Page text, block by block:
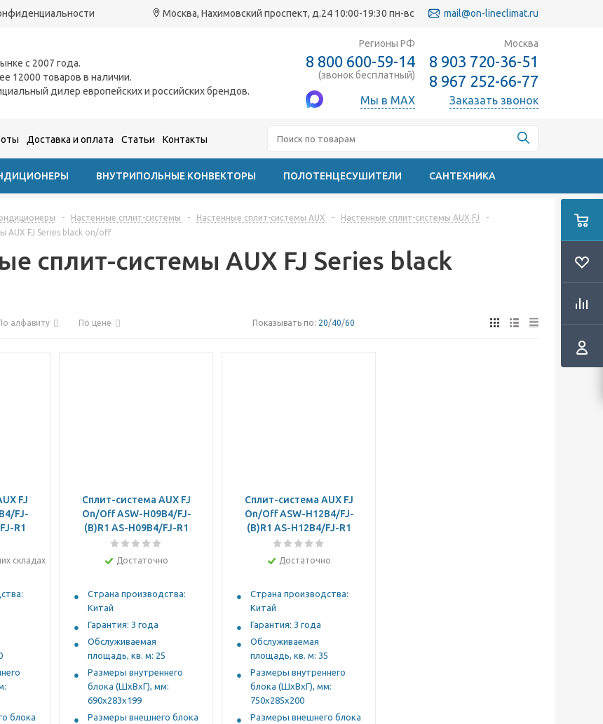
Москва, Нахимовский проспект, д.24 10:00-19:30 пн-вс mail@on-lineclimat.ru
с 2007 года.
12000 товаров в наличии.
дилер европейских и российских брендов.
Регионы РФ
8 800 600-59-14
(звонок бесплатный)
Мы в MAX
Москва
8 903 720-36-51
8 967 252-66-77
Заказать звонок
Доставка и оплата Статьи Контакты
ВНУТРИПОЛЬНЫЕ КОНВЕКТОРЫ ПОЛОТЕНЦЕСУШИТЕЛИ САНТЕХНИКА
- Настенные сплит-системы - Настенные сплит-системы AUX - Настенные сплит-системы AUX FJ
-
AUX FJ Series black on/off
сплит-системы AUX FJ Series black
алфавиту По цене Показывать по: 20/40/60
FJ
FJ-
R1
складах
блока
Cплит-система AUX FJ
On/Off ASW-H09B4/FJ-
(B)R1 AS-H09B4/FJ-R1
Достаточно
Страна производства:
Китай
Гарантия: 3 года
Обслуживаемая
площадь, кв. м: 25
Размеры внутреннего
блока (ШхВхГ), мм:
690x283x199
Размеры внешнего блока
Cплит-система AUX FJ
On/Off ASW-H12B4/FJ-
(B)R1 AS-H12B4/FJ-R1
Достаточно
Страна производства:
Китай
Гарантия: 3 года
Обслуживаемая
площадь, кв. м: 35
Размеры внутреннего
блока (ШхВхГ), мм:
750x285x200
Размеры внешнего блока